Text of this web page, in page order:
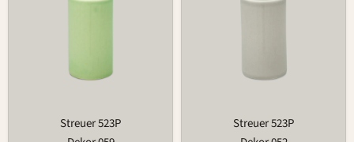
Streuer 523P
Streuer 523P